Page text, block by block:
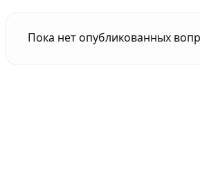
Пока нет опубликованных